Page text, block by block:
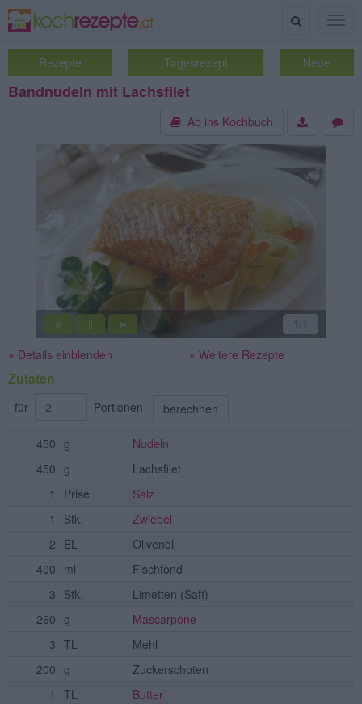
Suche
Rezepte Tagesrezept Neue
Bandnudeln mit Lachsfilet
Ab ins Kochbuch
« || » 1 /1
» Details einblenden » Weitere Rezepte
Zutaten
für Portionen berechnen
450 g
Nudeln
450 g
Lachsfilet
1
Prise
Salz
1
Stk.
Zwiebel
2 EL
Olivenöl
400 ml
Fischfond
3 Stk. Limetten (Saft)
260 g
Mascarpone
3 TL
Mehl
200 g
Zuckerschoten
1
TL
Butter